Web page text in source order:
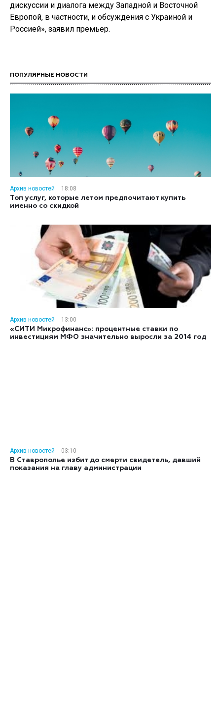
дискуссии и диалога между Западной и Восточной
Европой, в частности, и обсуждения с Украиной и
Россией», заявил премьер.
ПОПУЛЯРНЫЕ НОВОСТИ
Архив новостей
18:08
Топ услуг, которые летом предпочитают купить
именно со скидкой
Архив новостей
13:00
«СИТИ Микрофинанс»: процентные ставки по
инвестициям МФО значительно выросли за 2014 год
Архив новостей
03:10
В Ставрополье избит до смерти свидетель, давший
показания на главу администрации